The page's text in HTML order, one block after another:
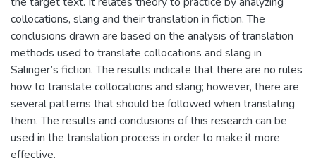
collocations, slang and their translation in fiction. The
conclusions drawn are based on the analysis of translation
methods used to translate collocations and slang in
Salinger’s fiction. The results indicate that there are no rules
how to translate collocations and slang; however, there are
several patterns that should be followed when translating
them. The results and conclusions of this research can be
used in the translation process in order to make it more
effective.